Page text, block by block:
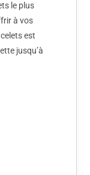
le plus
à vos
est
jusqu’à